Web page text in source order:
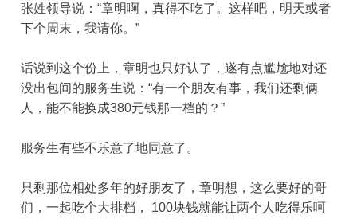
张姓领导说：“章明啊，真得不吃了。这样吧，明天或者
下个周末，我请你。”
话说到这个份上，章明也只好认了，遂有点尴尬地对还
没出包间的服务生说：“有一个朋友有事，我们还剩俩
人，能不能换成380元钱那一档的？”
服务生有些不乐意了地同意了。
只剩那位相处多年的好朋友了，章明想，这么要好的哥
们，一起吃个大排档，
100块钱就能让两个人吃得乐呵